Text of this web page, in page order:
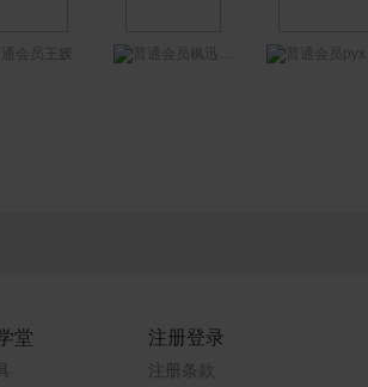
王媛 枫迅6731 pyxhgood
堂 注册登录
注册条款